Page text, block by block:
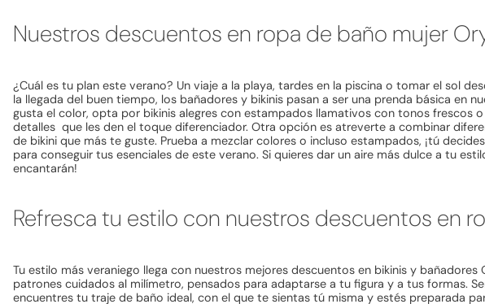
Nuestros descuentos en ropa de baño mujer
¿Cuál es tu plan este verano? Un viaje a la playa, tardes en la piscina o tomar el sol
la llegada del buen tiempo, los bañadores y bikinis pasan a ser una prenda básica en
gusta el color, opta por bikinis alegres con estampados llamativos con tonos frescos
detalles que les den el toque diferenciador. Otra opción es atreverte a combinar
de bikini que más te guste. Prueba a mezclar colores o incluso estampados, ¡tú
para conseguir tus esenciales de este verano. Si quieres dar un aire más dulce a tu
encantarán!
Refresca tu estilo con nuestros descuentos en
Tu estilo más veraniego llega con nuestros mejores descuentos en bikinis y
patrones cuidados al milímetro, pensados para adaptarse a tu figura y a tus formas.
encuentres tu traje de baño ideal, con el que te sientas tú misma y estés preparada